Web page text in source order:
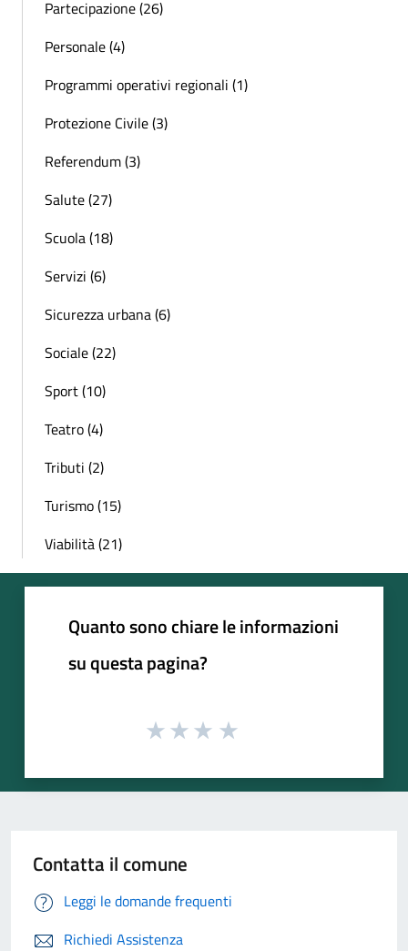
Partecipazione (26)
Personale (4)
Programmi operativi regionali (1)
Protezione Civile (3)
Referendum (3)
Salute (27)
Scuola (18)
Servizi (6)
Sicurezza urbana (6)
Sociale (22)
Sport (10)
Teatro (4)
Tributi (2)
Turismo (15)
Viabilità (21)
Quanto sono chiare le informazioni
su questa pagina?
Contatta il comune
Leggi le domande frequenti
Richiedi Assistenza